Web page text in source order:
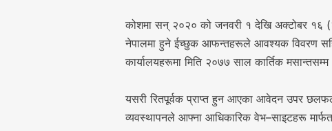
कोशमा सन् २०२० को जनवरी १ देखि अक्टोबर १६
नेपालमा हुने ईच्छुक आफन्तहरूले आवश्यक विवरण
कार्यालयहरूमा मिति २०७७ साल कार्तिक
यसरी रितपूर्वक प्राप्त हुन आएका आवेदन उपर
व्यवस्थापनले आफ्ना आधिकारिक वेभ–साइटहरू